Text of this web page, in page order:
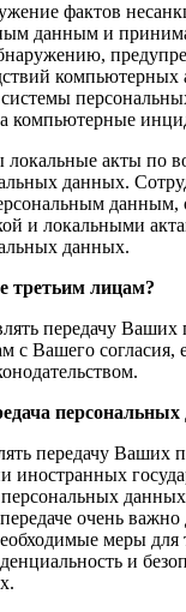
фактов
данным и
компьютерных
компьютерные
акты по
данных.
данным,
и локальными
данных.
третьим лицам?
передачу Ваших
с Вашего согласия,
передачу Ваших
иностранных
данных
очень важно
меры для
и